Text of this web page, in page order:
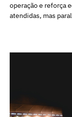
operação e reforça
atendidas, mas